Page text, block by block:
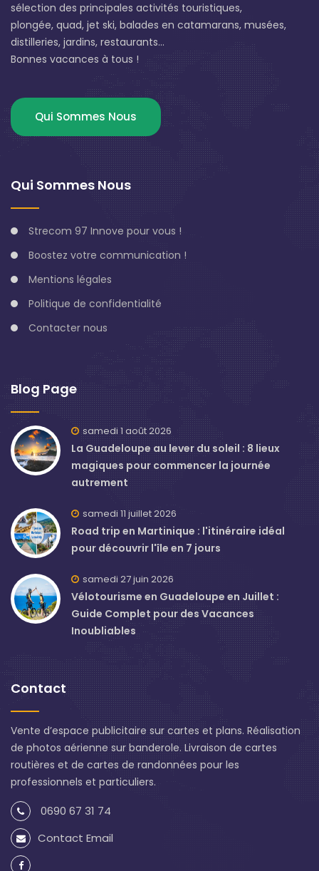
sélection des principales activités touristiques,
plongée, quad, jet ski, balades en catamarans, musées,
distilleries, jardins, restaurants...
Bonnes vacances à tous !
Qui Sommes Nous
Qui Sommes Nous
Strecom 97 Innove pour vous !
Boostez votre communication !
Mentions légales
Politique de confidentialité
Contacter nous
Blog Page
samedi 1 août 2026
La Guadeloupe au lever du soleil : 8 lieux
magiques pour commencer la journée
autrement
samedi 11 juillet 2026
Road trip en Martinique : l'itinéraire idéal
pour découvrir l'île en 7 jours
samedi 27 juin 2026
Vélotourisme en Guadeloupe en Juillet :
Guide Complet pour des Vacances
Inoubliables
Contact
Vente d’espace publicitaire sur cartes et plans. Réalisation
de photos aérienne sur banderole. Livraison de cartes
routières et de cartes de randonnées pour les
professionnels et particuliers.
0690 67 31 74
Contact Email